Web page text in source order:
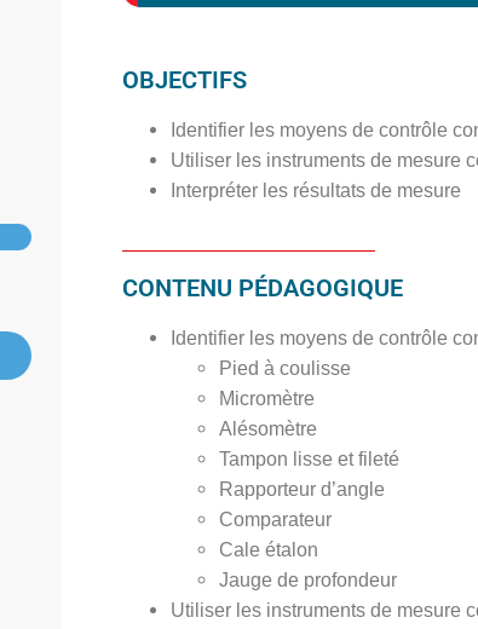
OBJECTIFS
Identifier les moyens de contrôle
Utiliser les instruments de mesure
Interpréter les résultats de mesure
CONTENU PÉDAGOGIQUE
Identifier les moyens de contrôle
Pied à coulisse
Micromètre
Alésomètre
Tampon lisse et fileté
Rapporteur d’angle
Comparateur
Cale étalon
Jauge de profondeur
Utiliser les instruments de mesure